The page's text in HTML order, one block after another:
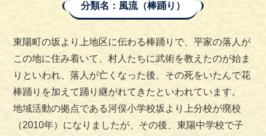
分類名：風流（棒踊り）
東陽町の坂より上地区に伝わる棒踊りで、平家の落人が
この地に住み着いて、村人たちに武術を教えたのが始ま
りといわれ、落人が亡くなった後、その死をいたんで花
棒踊りを加えて踊り継がれてきたといわれています。
地域活動の拠点である河俣小学校坂より上分校が廃校
（2010年）になりましたが、その後、東陽中学校で子